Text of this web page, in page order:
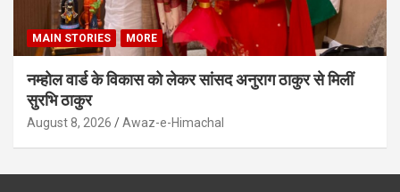
MAIN STORIES MORE
नम्होल वार्ड के विकास को लेकर सांसद अनुराग ठाकुर से मिलीं
सुरभि ठाकुर
August 8, 2026 Awaz-e-Himachal